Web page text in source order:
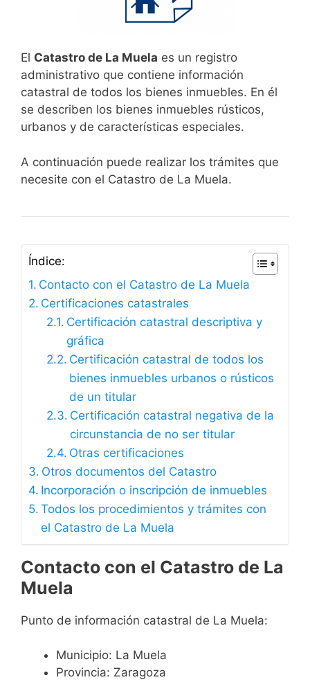
El Catastro de La Muela es un registro
administrativo que contiene información
catastral de todos los bienes inmuebles. En él
se describen los bienes inmuebles rústicos,
urbanos y de características especiales.
A continuación puede realizar los trámites que
necesite con el Catastro de La Muela.
Índice:
Contacto con el Catastro de La Muela
Certificaciones catastrales
Certificación catastral descriptiva y
gráfica
Certificación catastral de todos los
bienes inmuebles urbanos o rústicos
de un titular
Certificación catastral negativa de la
circunstancia de no ser titular
Otras certificaciones
Otros documentos del Catastro
Incorporación o inscripción de inmuebles
Todos los procedimientos y trámites con
el Catastro de La Muela
Contacto con el Catastro de La
Muela
Punto de información catastral de La Muela:
Municipio: La Muela
Provincia: Zaragoza